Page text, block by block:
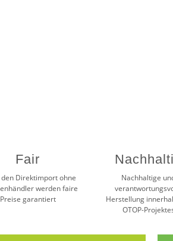
Fair
Direktimport ohne
werden faire
Preise garantiert
Nachhaltige
Herstellung
OTOP-